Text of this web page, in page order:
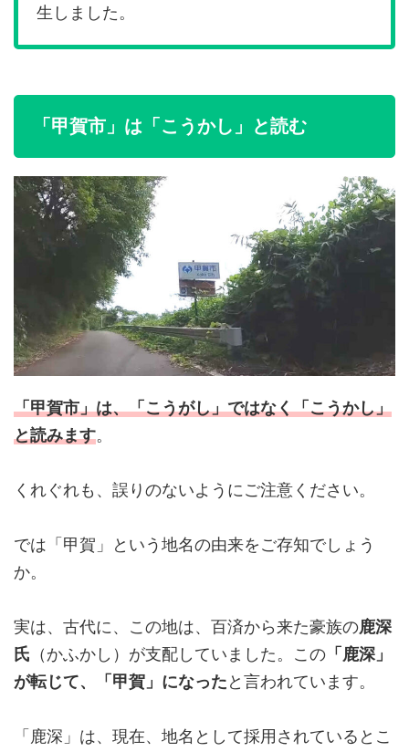
生しました。
「甲賀市」は「こうかし」と読む
「甲賀市」は、「こうがし」ではなく「こうかし」
と読みます。
くれぐれも、誤りのないようにご注意ください。
では「甲賀」という地名の由来をご存知でしょう
か。
実は、古代に、この地は、百済から来た豪族の鹿深
氏 （かふかし）が支配していました。この 「鹿深」
が転じて、「甲賀」になったと言われています。
「鹿深」は、現在、地名として採用されているとこ